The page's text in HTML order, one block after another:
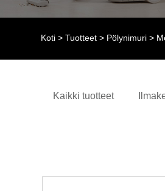
Koti > Tuotteet > Pölynimuri >
Kaikki tuotteet